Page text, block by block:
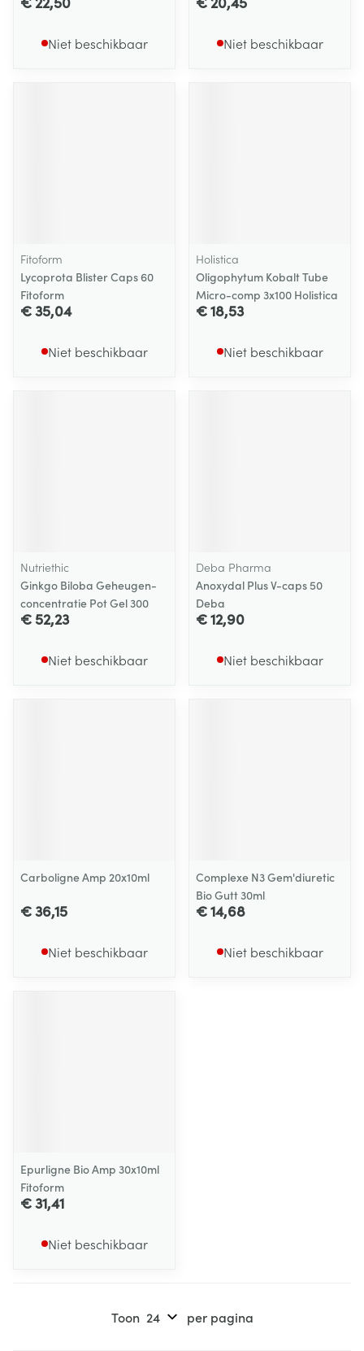
Niet beschikbaar Niet beschikbaar
Fitoform
Lycoprota Blister Caps 60
Fitoform
€ 35,04
Niet beschikbaar
Holistica
Oligophytum Kobalt Tube
Micro-comp 3x100 Holistica
€ 18,53
Niet beschikbaar
Nutriethic
Ginkgo Biloba Geheugen-
concentratie Pot Gel 300
€ 52,23
Niet beschikbaar
Deba Pharma
Anoxydal Plus V-caps 50
Deba
€ 12,90
Niet beschikbaar
Carboligne Amp 20x10ml
€ 36,15
Niet beschikbaar
Complexe N3 Gem'diuretic
Bio Gutt 30ml
€ 14,68
Niet beschikbaar
Epurligne Bio Amp 30x10ml
Fitoform
€ 31,41
Niet beschikbaar
Toon per pagina